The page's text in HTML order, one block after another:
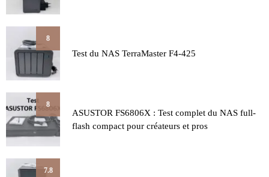
8
Test du NAS TerraMaster F4-425
8
ASUSTOR FS6806X : Test complet du NAS full-
flash compact pour créateurs et pros
7.8